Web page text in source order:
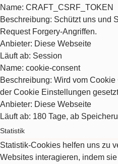
Name: CRAFT_CSRF_TOKEN
Beschreibung: Schützt uns und
Request Forgery-Angriffen.
Anbieter: Diese Webseite
Läuft ab: Session
Name: cookie-consent
Beschreibung: Wird vom
der Cookie Einstellungen
Anbieter: Diese Webseite
Läuft ab: 180 Tage, ab
Statistik
Statistik-Cookies helfen uns zu
Websites interagieren, indem